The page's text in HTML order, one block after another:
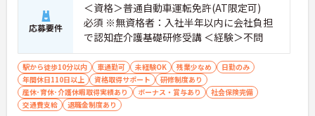
応募要件
＜資格＞普通自動車運転免許(AT限定可)
必須 ※無資格者：入社半年以内に会社負担
で認知症介護基礎研修受講 ＜経験＞不問
駅から徒歩10分以内 車通勤可 未経験OK 残業少なめ
日勤のみ
年間休日110日以上
資格取得サポート
研修制度あり
産休･育休･介護休暇取得実績あり
ボーナス・賞与あり
社会保険完備
交通費支給
退職金制度あり